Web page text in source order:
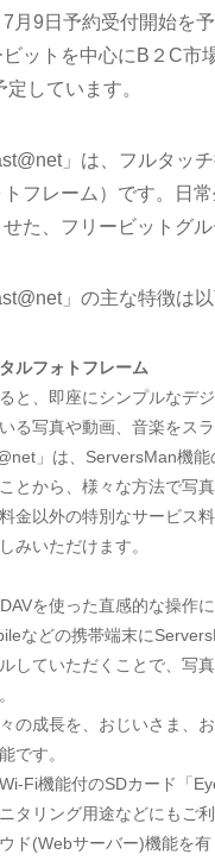
月9日予約受付開始を
ットを中心にB２C市
しています。
」は、フルタッ
フレーム）です。日
た、フリービットグ
」の主な特徴は
ルフォトフレーム
と、即座にシンプルなデ
る写真や動画、音楽をス
」は、ServersMan機
とから、様々な方法で写
金以外の特別なサービス
みいただけます。
を使った直感的な操作
などの携帯端末に
していただくことで、写
の成長を、おじいさま、
です。
Fi機能付のSDカード「
タリング用途などにもご利
ド(Webサーバー)機能を